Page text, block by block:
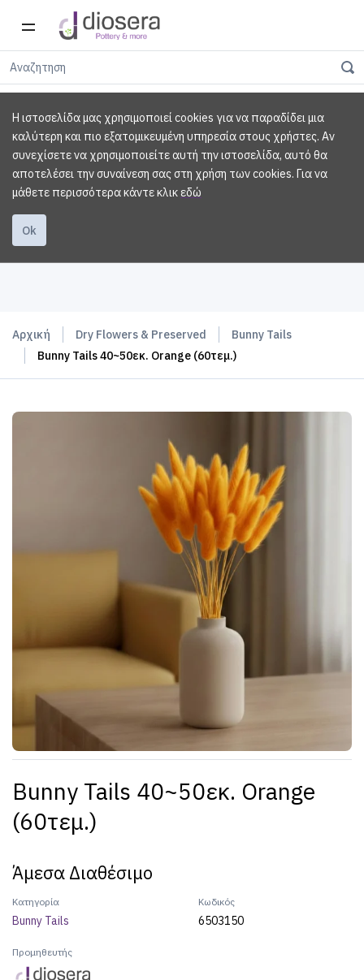
Η ιστοσελίδα μας χρησιμοποιεί cookies για να παραδίδει μια
καλύτερη και πιο εξατομικευμένη υπηρεσία στους χρήστες. Αν
συνεχίσετε να χρησιμοποιείτε αυτή την ιστοσελίδα, αυτό θα
αποτελέσει την συναίνεση σας στη χρήση των cookies. Για να
μάθετε περισσότερα κάντε κλικεδώ
Ok
Αρχική Dry Flowers & Preserved
Bunny Tails
Bunny Tails 40~50εκ. Orange (60τεμ.)
Bunny Tails 40~50εκ. Orange
(60τεμ.)
Άμεσα Διαθέσιμο
Κατηγορία
Bunny Tails
Κωδικός
6503150
Προμηθευτής